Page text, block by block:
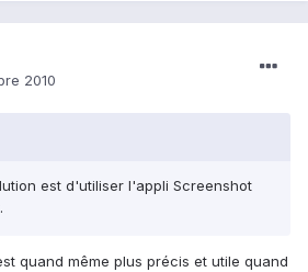
2010
est d'utiliser l'appli Screenshot
quand même plus précis et utile quand